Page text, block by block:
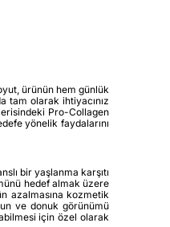
ürünün hem günlük
tam olarak ihtiyacınız
Pro-Collagen
yönelik faydalarını
bir yaşlanma karşıtı
hedef almak üzere
azalmasına kozmetik
ve donuk görünümü
için özel olarak